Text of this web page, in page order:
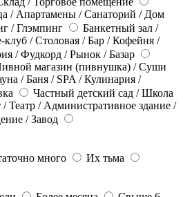
/ Апартамены / Санаторий / Дом
/ Глэмпинг
Банкетный зал /
клуб / Столовая / Бар / Кофейня /
/ Фудкорд / Рынок / Базар
магазин (пивнушка) / Суши
/ Баня / SPA / Кулинария /
Частный детский сад / Школа
Театр / Административное здание /
/ Завод
много
Их тьма